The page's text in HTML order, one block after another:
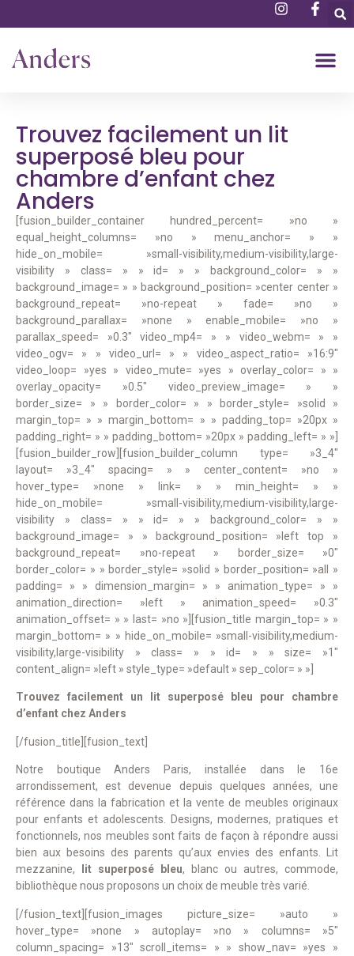
Trouvez facilement un lit
superposé bleu pour
chambre d’enfant chez
Anders
[fusion_builder_container hundred_percent= »no »
equal_height_columns= »no » menu_anchor= » »
hide_on_mobile= »small-visibility,medium-visibility,large-
visibility » class= » » id= » » background_color= » »
background_image= » » background_position= »center center »
background_repeat= »no-repeat » fade= »no »
background_parallax= »none » enable_mobile= »no »
parallax_speed= »0.3″ video_mp4= » » video_webm= » »
video_ogv= » » video_url= » » video_aspect_ratio= »16:9″
video_loop= »yes » video_mute= »yes » overlay_color= » »
overlay_opacity= »0.5″ video_preview_image= » »
border_size= » » border_color= » » border_style= »solid »
margin_top= » » margin_bottom= » » padding_top= »20px »
padding_right= » » padding_bottom= »20px » padding_left= » »]
[fusion_builder_row][fusion_builder_column type= »3_4″
layout= »3_4″ spacing= » » center_content= »no »
hover_type= »none » link= » » min_height= » »
hide_on_mobile= »small-visibility,medium-visibility,large-
visibility » class= » » id= » » background_color= » »
background_image= » » background_position= »left top »
background_repeat= »no-repeat » border_size= »0″
border_color= » » border_style= »solid » border_position= »all »
padding= » » dimension_margin= » » animation_type= » »
animation_direction= »left » animation_speed= »0.3″
animation_offset= » » last= »no »][fusion_title margin_top= » »
margin_bottom= » » hide_on_mobile= »small-visibility,medium-
visibility,large-visibility » class= » » id= » » size= »1″
content_align= »left » style_type= »default » sep_color= » »]
Trouvez facilement un lit superposé bleu pour chambre
d’enfant chez Anders
[/fusion_title][fusion_text]
Notre boutique Anders Paris, installée dans le 16e
arrondissement, est devenue depuis quelques années, une
référence dans la fabrication et la vente de meubles originaux
pour enfants et adolescents. Designs, modernes, pratiques et
fonctionnels, nos meubles sont faits de façon à répondre aussi
bien aux besoins des parents qu’aux envies des enfants. Lit
mezzanine,
lit superposé bleu, blanc ou autres, commode,
bibliothèque nous proposons un choix de meuble très varié.
[/fusion_text][fusion_images picture_size= »auto »
hover_type= »none » autoplay= »no » columns= »5″
column_spacing= »13″ scroll_items= » » show_nav= »yes »